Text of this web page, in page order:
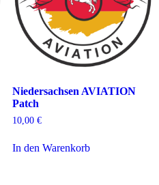
Niedersachsen AVIATION
Patch
10,00 €
In den Warenkorb